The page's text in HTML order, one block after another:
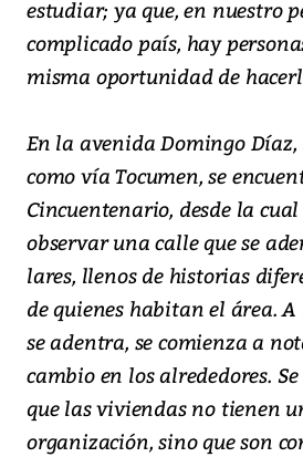
estudiar; ya que, en nuestro
complicado país, hay
misma oportunidad de
En la avenida Domingo
como vía Tocumen, se
Cincuentenario, desde la cual
observar una calle que se
lares, llenos de historias
de quienes habitan el área.
se adentra, se comienza a
cambio en los alrededores.
que las viviendas no tienen
organización, sino que son